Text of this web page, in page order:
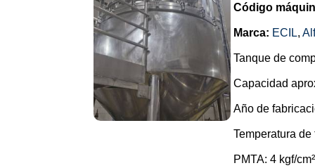
Código
Marca: ECIL,
Tanque de
Capacidad
Año de
Temperatura
PMTA: 4 kgf/